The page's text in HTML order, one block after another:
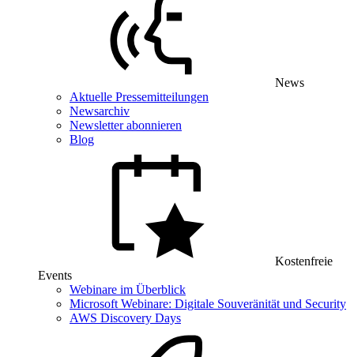
News
Aktuelle Pressemitteilungen
Newsarchiv
Newsletter abonnieren
Blog
Kostenfreie
Events
Webinare im Überblick
Microsoft Webinare: Digitale Souveränität und Security
AWS Discovery Days